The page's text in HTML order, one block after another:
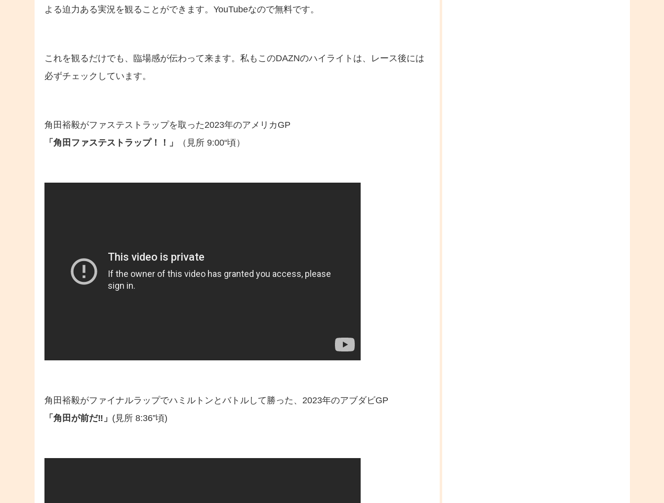
よる迫力ある実況を観ることができます。YouTubeなので無料です。
これを観るだけでも、臨場感が伝わって来ます。私もこのDAZNのハイライトは、レース後には
必ずチェックしています。
角田裕毅がファステストラップを取った2023年のアメリカGP
「角田ファステストラップ！！」
（見所 9:00“頃）
角田裕毅がファイナルラップでハミルトンとバトルして勝った、2023年のアブダビGP
「角田が前だ‼︎」 (見所 8:36”頃)